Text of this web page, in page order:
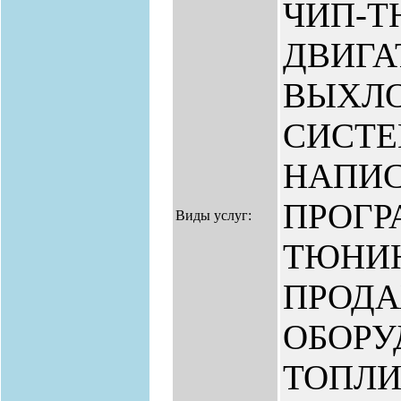
Виды услуг:
ЧИП-